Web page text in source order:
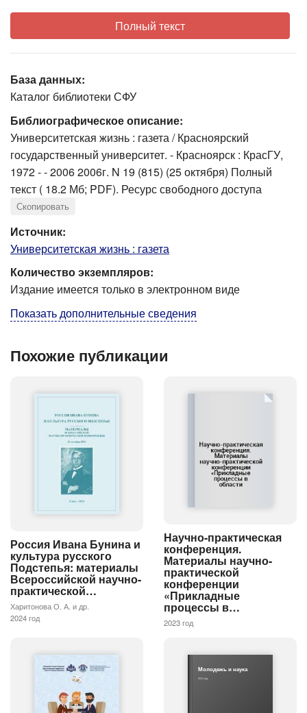
Полный текст
База данных:
Каталог библиотеки СФУ
Библиографическое описание:
Университетская жизнь : газета / Красноярский
государственный университет. - Красноярск : КрасГУ,
1972 - - 2006 2006г. N 19 (815) (25 октября) Полный
текст ( 18.2 Мб; PDF). Ресурс свободного доступа
Скопировать
Источник:
Университетская жизнь : газета
Количество экземпляров:
Издание имеется только в электронном виде
Показать дополнительные сведения
Похожие публикации
Россия Ивана Бунина и
культура русского
Подстепья: материалы
Всероссийской научно-
практической…
Харитонова О. А. и др.
2024 год
Научно-практическая
конференция.
Материалы научно-
практической
конференции
«Прикладные
процессы в…
2023 год
Молодежь и наука
2011 год